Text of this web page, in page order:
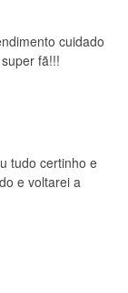
cuidado
fã!!!
tudo certinho e
e voltarei a